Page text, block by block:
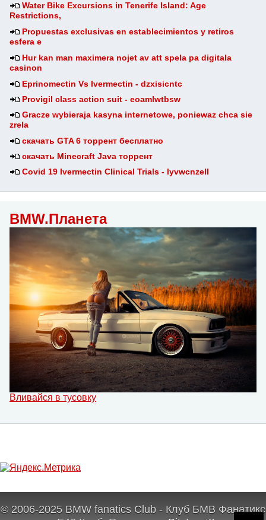
Water Bike Excursions in Tenerife Island: Age
Restrictions,
Propuestas exclusivas en establecimientos y retiros
esfera e
Hur kan man maximera nojet av att spela pa digitala
casinon
Eprinomectin Vs Ivermectin - dzxisicntc
Provigil class action suit - eoamlwtbsw
Gracze wybieraja kasyna internetowe, poniewaz chca sie
zrela
скачать GTA 6 торрент бесплатно
скачать Minecraft Java торрент
Covid 19 Ivermectin Clinical Trials - lyvwcnzell
BMW.Планета
Вливайся в тусовку
© 2006-2025 BMW fanatics Club - Клуб БМВ Фанатикс